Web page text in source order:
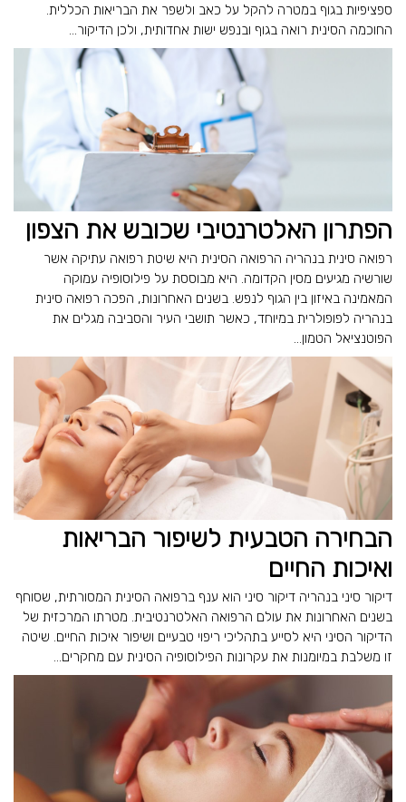
ספציפיות בגוף במטרה להקל על כאב ולשפר את הבריאות הכללית.
החוכמה הסינית רואה בגוף ובנפש ישות אחדותית, ולכן הדיקור...
הפתרון האלטרנטיבי שכובש את הצפון
רפואה סינית בנהריה הרפואה הסינית היא שיטת רפואה עתיקה אשר
שורשיה מגיעים מסין הקדומה. היא מבוססת על פילוסופיה עמוקה
המאמינה באיזון בין הגוף לנפש. בשנים האחרונות, הפכה רפואה סינית
בנהריה לפופולרית במיוחד, כאשר תושבי העיר והסביבה מגלים את
הפוטנציאל הטמון...
הבחירה הטבעית לשיפור הבריאות
ואיכות החיים
דיקור סיני בנהריה דיקור סיני הוא ענף ברפואה הסינית המסורתית, שסוחף
בשנים האחרונות את עולם הרפואה האלטרנטיבית. מטרתו המרכזית של
הדיקור הסיני היא לסייע בתהליכי ריפוי טבעיים ושיפור איכות החיים. שיטה
זו משלבת במיומנות את עקרונות הפילוסופיה הסינית עם מחקרים...